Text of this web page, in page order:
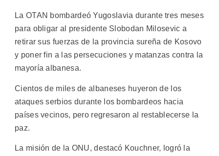
La OTAN bombardeó Yugoslavia durante tres meses
para obligar al presidente Slobodan Milosevic a
retirar sus fuerzas de la provincia sureña de Kosovo
y poner fin a las persecuciones y matanzas contra la
mayoría albanesa.
Cientos de miles de albaneses huyeron de los
ataques serbios durante los bombardeos hacia
países vecinos, pero regresaron al restablecerse la
paz.
La misión de la ONU, destacó Kouchner, logró la